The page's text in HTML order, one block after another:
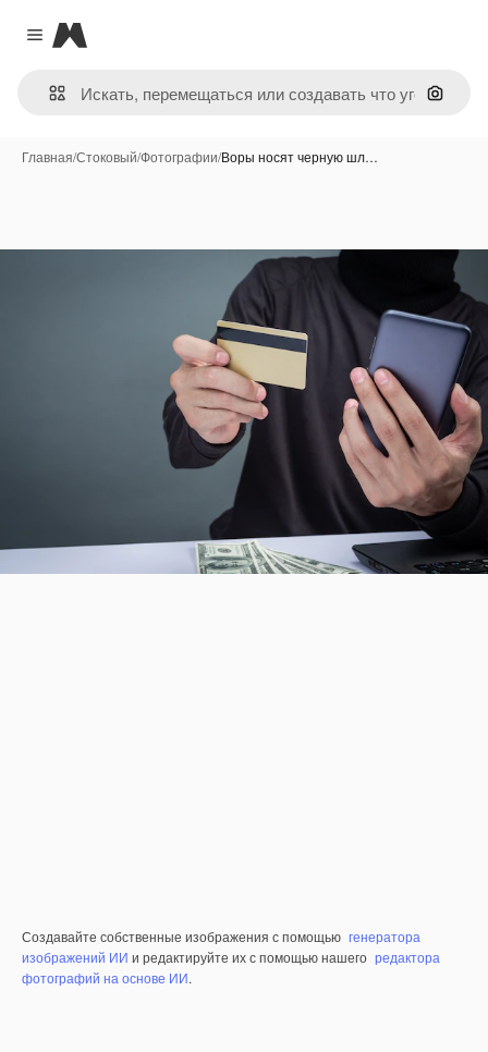
Close menu
Magnific
Поиск
Главная/Стоковый/Фотографии/Воры носят черную шл…
Создавайте собственные изображения с помощью генератора
изображений ИИ и редактируйте их с помощью нашего редактора
фотографий на основе ИИ.